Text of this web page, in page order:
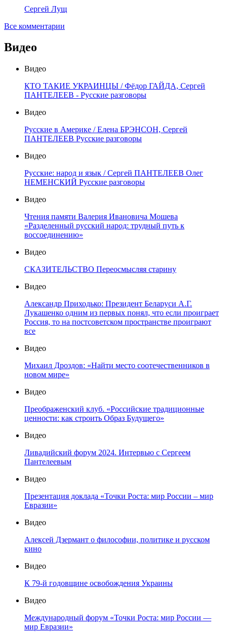
Сергей Лущ
Все комментарии
Видео
Видео
КТО ТАКИЕ УКРАИНЦЫ / Фёдор ГАЙДА, Сергей
ПАНТЕЛЕЕВ - Русские разговоры
Видео
Русские в Америке / Елена БРЭНСОН, Сергей
ПАНТЕЛЕЕВ Русские разговоры
Видео
Русские: народ и язык / Сергей ПАНТЕЛЕЕВ Олег
НЕМЕНСКИЙ Русские разговоры
Видео
Чтения памяти Валерия Ивановича Мошева
«Разделенный русский народ: трудный путь к
воссоединению»
Видео
СКАЗИТЕЛЬСТВО Переосмысляя старину
Видео
Александр Приходько: Президент Беларуси А.Г.
Лукашенко одним из первых понял, что если проиграет
Россия, то на постсоветском пространстве проиграют
все
Видео
Михаил Дроздов: «Найти место соотечественников в
новом мире»
Видео
Преображенский клуб. «Российские традиционные
ценности: как строить Образ Будущего»
Видео
Ливадийский форум 2024. Интервью с Сергеем
Пантелеевым
Видео
Презентация доклада «Точки Роста: мир России – мир
Евразии»
Видео
Алексей Дзермант о философии, политике и русском
кино
Видео
К 79-й годовщине освобождения Украины
Видео
Международный форум «Точки Роста: мир России —
мир Евразии»